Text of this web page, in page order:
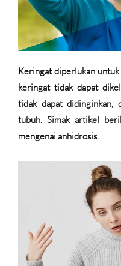
Keringat diperlukan untuk
keringat tidak dapat
tidak dapat didinginkan,
tubuh. Simak artikel
mengenai anhidrosis.